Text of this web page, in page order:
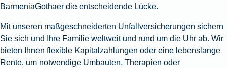
BarmeniaGothaer die entscheidende Lücke.
Mit unseren maßgeschneiderten Unfallversicherungen sichern
Sie sich und Ihre Familie weltweit und rund um die Uhr ab. Wir
bieten Ihnen flexible Kapitalzahlungen oder eine lebenslange
Rente, um notwendige Umbauten, Therapien oder